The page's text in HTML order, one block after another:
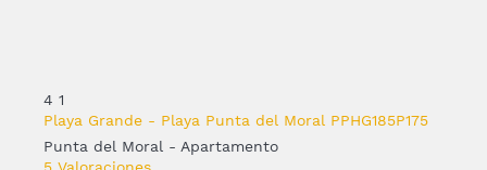
4 1
Playa Grande - Playa Punta del Moral PPHG185P175
Punta del Moral - Apartamento